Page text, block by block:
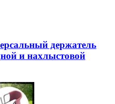
держатель
и нахлыстовой